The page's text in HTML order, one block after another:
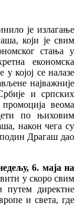
је излагање
који је свим
стања у
економска
којој се налазе
најважније
и српских
веома
по њиховим
након чега су
Драгаш дао
6. маја на
у скоро свим
путем директне
и света, где